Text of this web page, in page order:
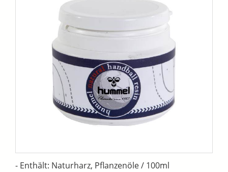
- Enthält: Naturharz, Pflanzenöle / 100ml